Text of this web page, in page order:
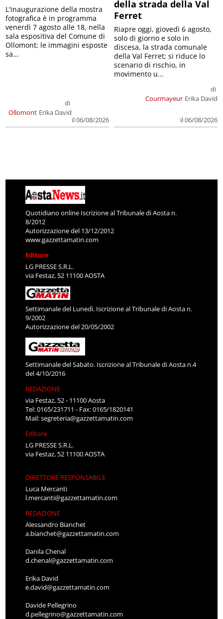
Ollomont
di
Erika David
il 06/08/2026
L'inaugurazione della mostra
fotografica è in programma
venerdì 7 agosto alle 18, nella
sala espositiva del Comune di
Ollomont; le immagini esposte
sa...
della strada della Val
Ferret
Courmayeur
di
Erika David
il 06/08/2026
Riapre oggi, giovedì 6 agosto,
solo di giorno e solo in
discesa, la strada comunale
della Val Ferret; si riduce lo
scenario di rischio, in
movimento u...
Quotidiano online Iscrizione al Tribunale di Aosta n.
8/2012
Autorizzazione del 13/12/2012
www.gazzettamatin.com
Editore
LG PRESSE S.R.L.
via Festaz, 52 11100 AOSTA
Settimanale del Lunedì. Iscrizione al Tribunale di Aosta n.
9/2002
Autorizzazione del 20/05/2002
Settimanale del Sabato. Iscrizione al Tribunale di Aosta n.4
del 4/10/2016
REDAZIONE
via Festaz, 52 - 11100 Aosta
Tel: 0165/231711 - Fax: 0165/1820141
Mail:segreteria@gazzettamatin.com
Editore
LG PRESSE S.R.L.
via Festaz, 52 11100 AOSTA
DIRETTORE RESPONSABILE
Luca Mercanti
l.mercanti@gazzettamatin.com
REDAZIONE
Alessandro Bianchet
a.bianchet@gazzettamatin.com
Danila Chenal
d.chenal@gazzettamatin.com
Erika David
e.david@gazzettamatin.com
Davide Pellegrino
d.pellegrino@gazzettamatin.com